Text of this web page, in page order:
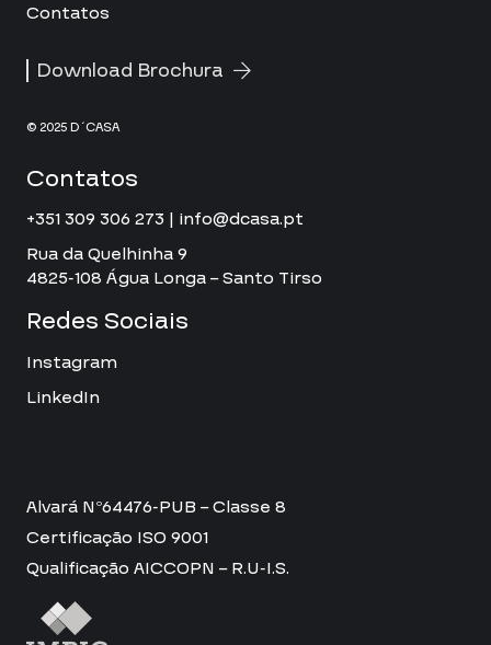
Contatos
Download Brochura
© 2025 D´CASA
Contatos
+351 309 306 273 | info@dcasa.pt
Rua da Quelhinha 9
4825-108 Água Longa – Santo Tirso
Redes Sociais
Instagram
LinkedIn
Alvará Nº64476-PUB – Classe 8
Certificação ISO 9001
Qualificação AICCOPN – R.U-I.S.